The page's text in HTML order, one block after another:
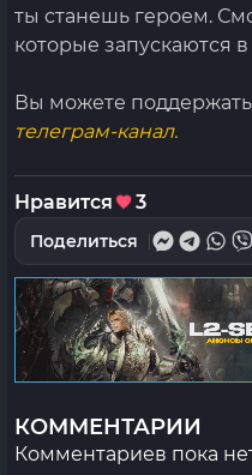
ты станешь героем.
которые запускаются
Вы можете
телеграм-канал.
Нравится 3
Поделиться
КОММЕНТАРИИ
Комментариев пока